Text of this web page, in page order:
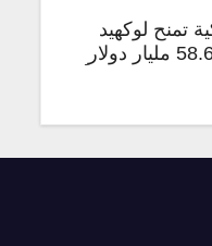
تمنح لوكهيد
مارتن عقداً بقيمة 58.62 مليار دولار